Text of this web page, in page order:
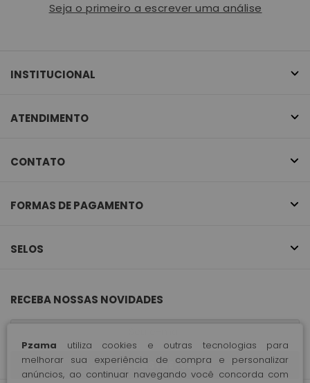
Pzama utiliza cookies e outras tecnologias para
melhorar sua experiência de compra e personalizar
anúncios, ao continuar navegando você concorda com
Seja o primeiro a escrever uma análise
INSTITUCIONAL
ATENDIMENTO
CONTATO
FORMAS DE PAGAMENTO
SELOS
RECEBA NOSSAS NOVIDADES
CADASTRE-SE